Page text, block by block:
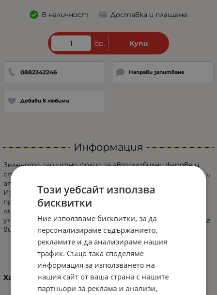
В наличност Доставка и плащане
бр. Купи
0882342246 Направи запитване
Добави в любими
Информация
Зеленото защитно фолио за автомобилни фарове и
стопове предлага едновременно ефективна защита и
атрактивен персонализиран стил.
Изработено от висококачествен материал, то
предпазва фаровете от надраскване, камъчета, UV
лъчи и замърсявания, като същевременно им придава
уникален розов оттенък, който отличава автомобила
ви.
Характеристики:
Този уебсайт използва
бисквитки
Ние използваме бисквитки, за да
персонализираме съдържанието,
рекламите и да анализираме нашия
трафик. Също така споделяме
информация за използването на
нашия сайт от ваша страна с нашите
партньори за реклама и анализи,